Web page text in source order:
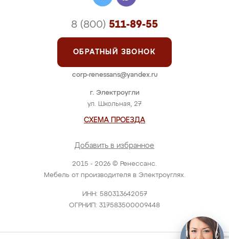
2015 - 2026 © Ренессанс.
Мебель от производителя в Электроуглях.
ИНН: 580313642057
ОГРНИП: 317583500009448
г. Электроугли
ул. Школьная, 27
СХЕМА ПРОЕЗДА
Добавить в избранное
8 (800) 511-89-55
ОБРАТНЫЙ ЗВОНОК
corp-renessans@yandex.ru